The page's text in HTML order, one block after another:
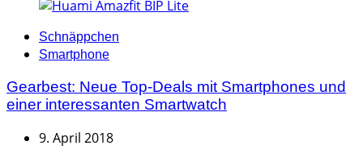
Categories
Schnäppchen
Smartphone
Gearbest: Neue Top-Deals mit Smartphones und
einer interessanten Smartwatch
9. April 2018